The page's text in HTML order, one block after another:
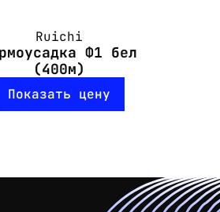
Ruichi
Ф1 бел
(400м)
Показать цену